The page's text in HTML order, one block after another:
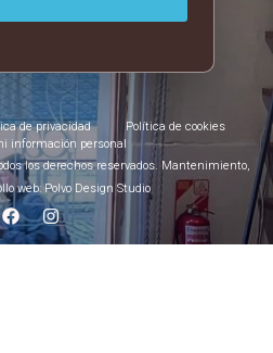
de privacidad
Política de cookies
información personal
los derechos reservados. Mantenimiento,
web: Polvo Design Studio